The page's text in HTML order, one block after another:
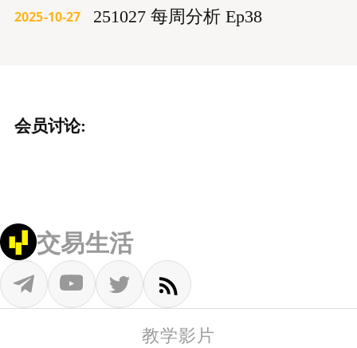
2025-10-27 251027 每周分析 Ep38
会员讨论:
交易生活
教学影片